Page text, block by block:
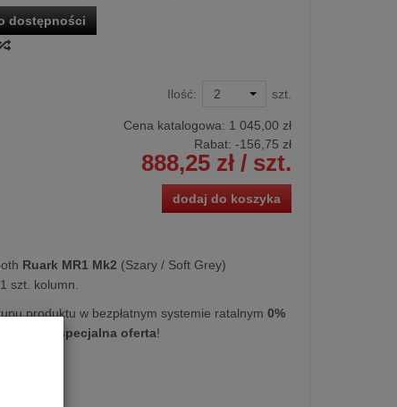
dostępności
Ilość: szt.
Cena katalogowa: 1 045,00 zł
Rabat: -156,75 zł
888,25 zł/ szt.
dodaj do koszyka
Ruark MR1 Mk2 (Szary / Soft Grey)
szt. kolumn.
produktu w bezpłatnym systemie ratalnym 0%
specjalna oferta!